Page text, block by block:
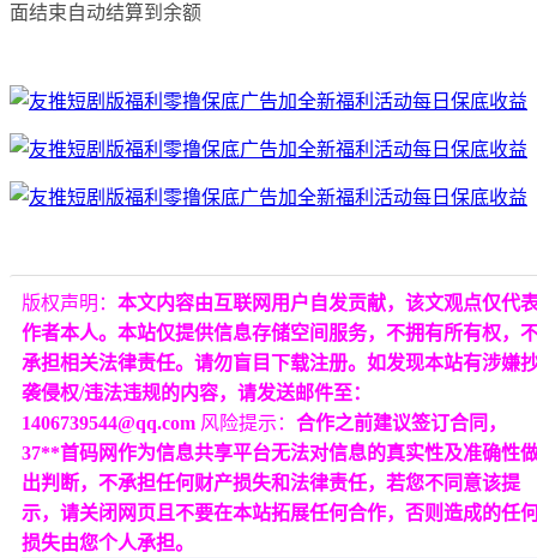
面结束自动结算到余额
版权声明： 本文内容由互联网用户自发贡献，该文观点仅代
作者本人。本站仅提供信息存储空间服务，不拥有所有权，
承担相关法律责任。请勿盲目下载注册。如发现本站有涉嫌
袭侵权/违法违规的内容，请发送邮件至：
1406739544@qq.com 风险提示： 合作之前建议签订合同，
37**首码网作为信息共享平台无法对信息的真实性及准确性
出判断，不承担任何财产损失和法律责任，若您不同意该提
示，请关闭网页且不要在本站拓展任何合作，否则造成的任
损失由您个人承担。